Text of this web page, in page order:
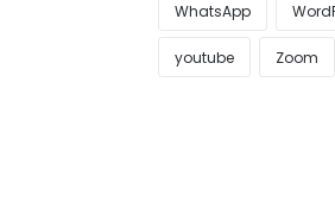
WhatsApp
youtube Zoom